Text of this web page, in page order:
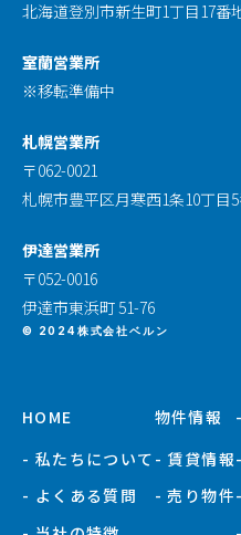
北海道登別市新生町1丁目17番
室蘭営業所
※移転準備中
札幌営業所
〒062-0021
札幌市豊平区月寒西1条10丁目
伊達営業所
〒052-0016
伊達市東浜町 51-76
© 2024株式会社ベルン
HOME
- 私たちについて
- よくある質問
物件情報
- 賃貸情報
- 売り物件